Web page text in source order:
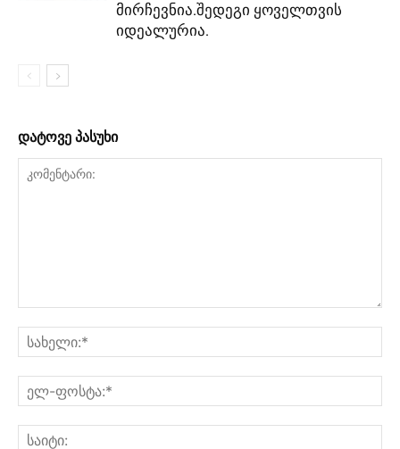
მირჩევნია.შედეგი ყოველთვის
იდეალურია.
დატოვე პასუხი